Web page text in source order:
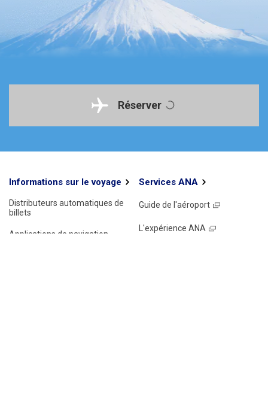
Réserver
Informations sur le voyage
Distributeurs automatiques de
billets
Applications de navigation
Services ANA
Guide de l'aéroport
L'expérience ANA